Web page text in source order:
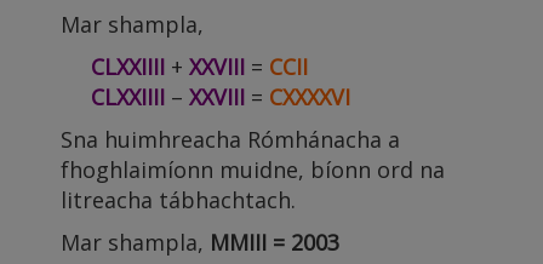
Mar shampla,
CLXXIIII + XXVIII = CCII
CLXXIIII – XXVIII = CXXXXVI
Sna huimhreacha Rómhánacha a
fhoghlaimíonn muidne, bíonn ord na
litreacha tábhachtach.
Mar shampla, MMIII = 2003